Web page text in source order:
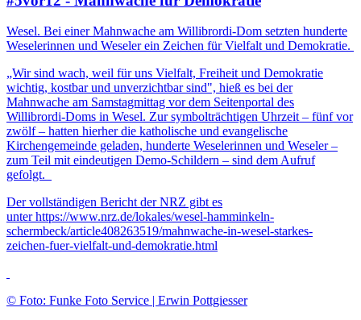
Wesel. Bei einer Mahnwache am Willibrordi-Dom setzten hunderte
Weselerinnen und Weseler ein Zeichen für Vielfalt und Demokratie.
„Wir sind wach, weil für uns Vielfalt, Freiheit und Demokratie
wichtig, kostbar und unverzichtbar sind", hieß es bei der
Mahnwache am Samstagmittag vor dem Seitenportal des
Willibrordi-Doms in Wesel. Zur symbolträchtigen Uhrzeit – fünf vor
zwölf – hatten hierher die katholische und evangelische
Kirchengemeinde geladen, hunderte Weselerinnen und Weseler –
zum Teil mit eindeutigen Demo-Schildern – sind dem Aufruf
gefolgt.
Der vollständigen Bericht der NRZ gibt es
unter https://www.nrz.de/lokales/wesel-hamminkeln-
schermbeck/article408263519/mahnwache-in-wesel-starkes-
zeichen-fuer-vielfalt-und-demokratie.html
© Foto: Funke Foto Service | Erwin Pottgiesser